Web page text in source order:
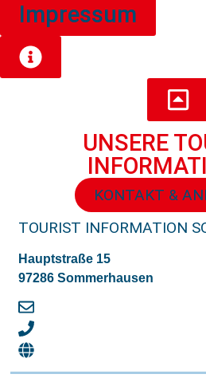
Impressum
UNSERE
KONTAKT &
TOURIST INFORMATION
Hauptstraße 15
97286 Sommerhausen